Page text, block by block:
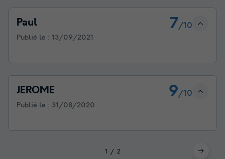
Paul 7/10
Publié le : 13/09/2021
JEROME 9/10
Publié le : 31/08/2020
1 2